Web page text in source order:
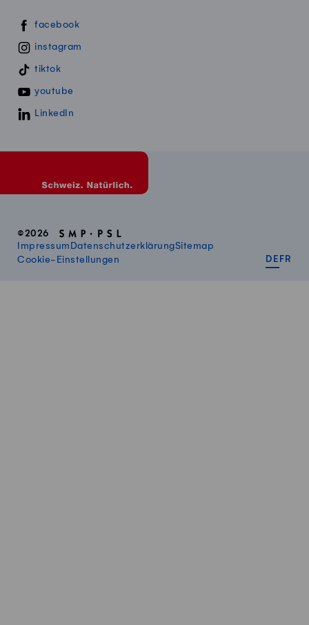
Swissmillk auf Social Media
facebook
instagram
tiktok
youtube
LinkedIn
©2026
Impressum DatenschutzerklärungSitemap
Cookie-Einstellungen
DE FR